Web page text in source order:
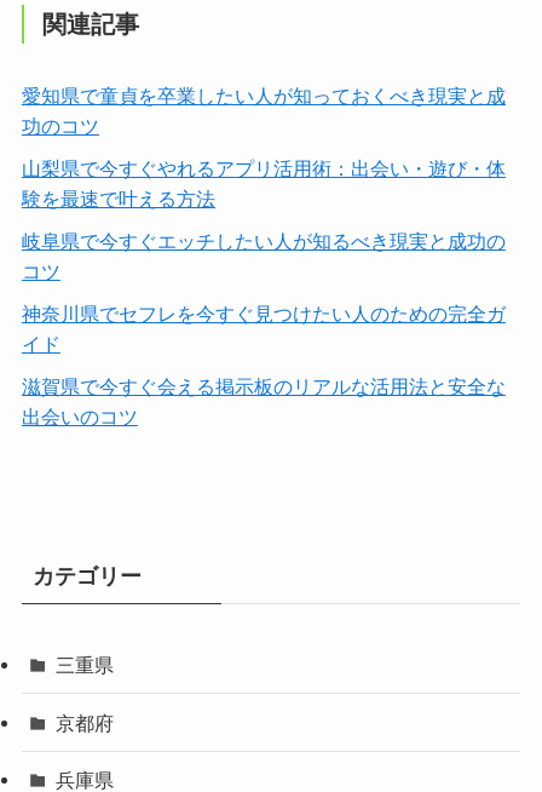
関連記事
愛知県で童貞を卒業したい人が知っておくべき現実と成
功のコツ
山梨県で今すぐやれるアプリ活用術：出会い・遊び・体
験を最速で叶える方法
岐阜県で今すぐエッチしたい人が知るべき現実と成功の
コツ
神奈川県でセフレを今すぐ見つけたい人のための完全ガ
イド
滋賀県で今すぐ会える掲示板のリアルな活用法と安全な
出会いのコツ
カテゴリー
三重県
京都府
兵庫県